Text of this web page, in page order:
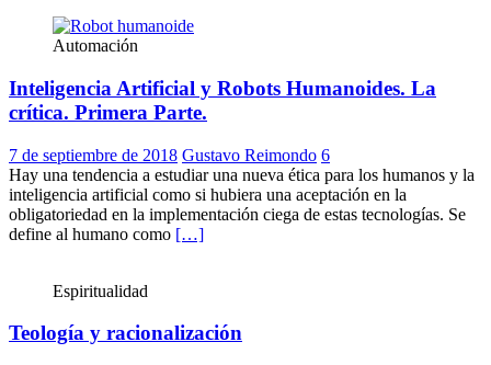
Automación
Inteligencia Artificial y Robots Humanoides. La
crítica. Primera Parte.
7 de septiembre de 2018 Gustavo Reimondo 6
Hay una tendencia a estudiar una nueva ética para los humanos y la
inteligencia artificial como si hubiera una aceptación en la
obligatoriedad en la implementación ciega de estas tecnologías. Se
define al humano como […]
Espiritualidad
Teología y racionalización